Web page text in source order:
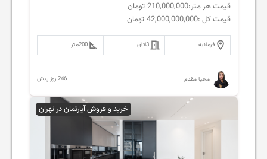
قیمت هر متر:210,000,000 تومان
قیمت کل :42,000,000,000 تومان
فرمانیه 3اتاق 200متر
محیا مقدم 246 روز پیش
خرید و فروش آپارتمان در تهران